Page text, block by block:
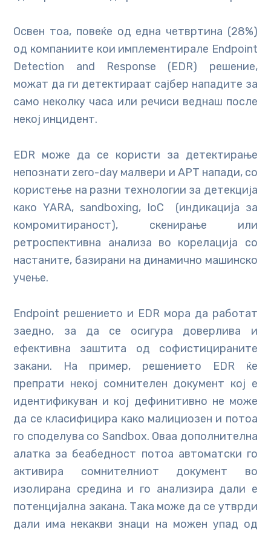
Освен тоа, повеќе од една четвртина (28%)
од компаниите кои имплементирале Endpoint
Detection and Response (EDR) решение,
можат да ги детектираат сајбер нападите за
само неколку часа или речиси веднаш после
некој инцидент.
EDR може да се користи за детектирање
непознати zero-day малвери и APT напади, со
користење на разни технологии за детекција
како YARA, sandboxing, IoC (индикација за
комромитираност), скенирање или
ретроспективна анализа во корелација со
настаните, базирани на динамично машинско
учење.
Endpoint решението и EDR мора да работат
заедно, за да се осигура доверлива и
ефективна заштита од софистицираните
закани. На пример, решението EDR ќе
препрати некој сомнителен документ кој е
идентификуван и кој дефинитивно не може
да се класифицира како малициозен и потоа
го споделува со Sandbox. Оваа дополнителна
алатка за беабедност потоа автоматски го
активира сомнителниот документ во
изолирана средина и го анализира дали е
потенцијална закана. Така може да се утврди
дали има некакви знаци на можен упад од